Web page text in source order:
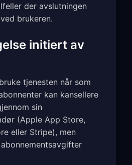
der avslutningen
brukeren.
initiert av
tjenesten når som
kan kansellere
sin
(Apple App Store,
eller Stripe), men